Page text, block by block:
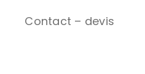
Contact – devis